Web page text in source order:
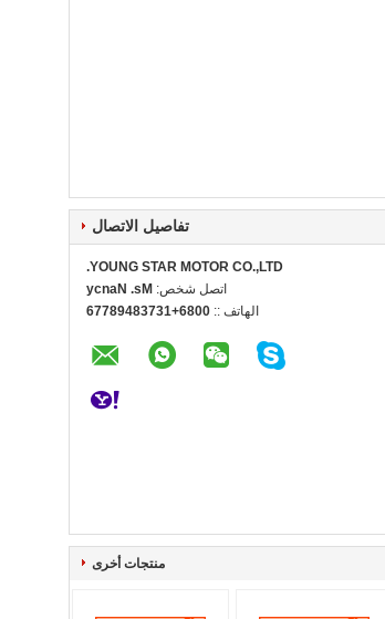
تفاصيل الاتصال
YOUNG STAR MOTOR CO.,LTD.
اتصل شخص: Ms. Nancy
الهاتف :: 0086+13738498776
منتجات أخرى